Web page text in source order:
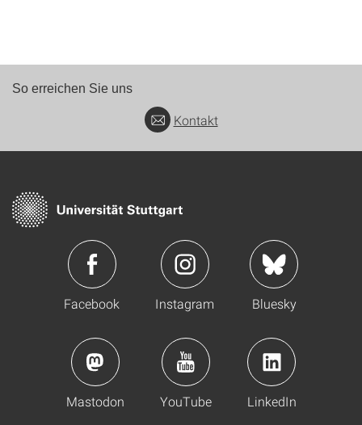
So erreichen Sie uns
Kontakt
Facebook Instagram Bluesky
Mastodon YouTube LinkedIn